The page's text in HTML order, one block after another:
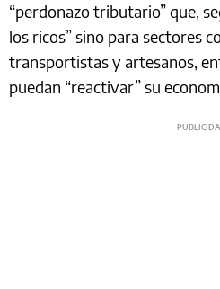
“perdonazo tributario” que,
los ricos” sino para sectores
transportistas y artesanos,
puedan “reactivar” su